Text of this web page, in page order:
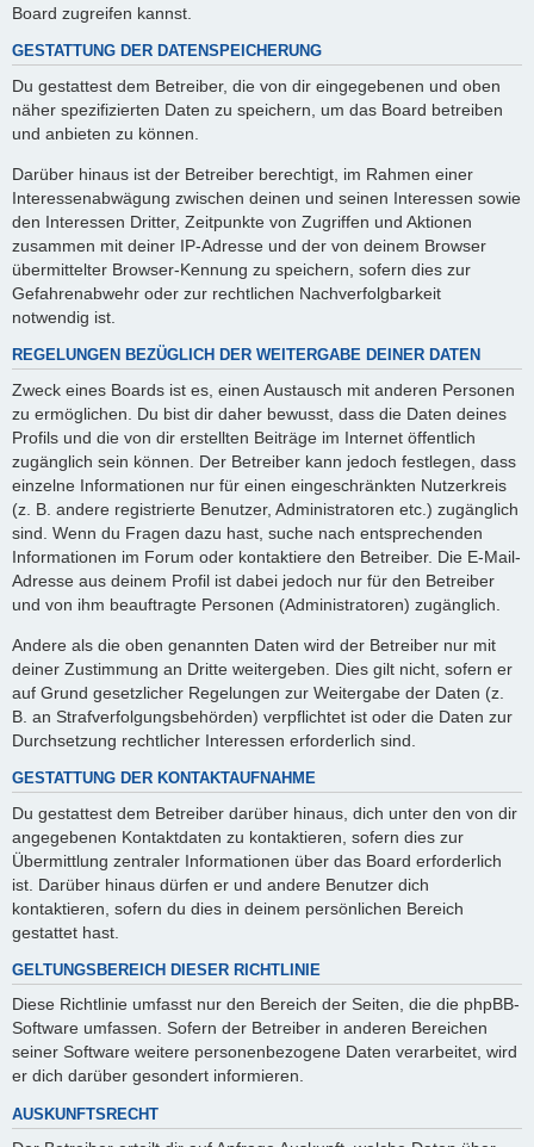
Board zugreifen kannst.
GESTATTUNG DER DATENSPEICHERUNG
Du gestattest dem Betreiber, die von dir eingegebenen und oben
näher spezifizierten Daten zu speichern, um das Board betreiben
und anbieten zu können.
Darüber hinaus ist der Betreiber berechtigt, im Rahmen einer
Interessenabwägung zwischen deinen und seinen Interessen sowie
den Interessen Dritter, Zeitpunkte von Zugriffen und Aktionen
zusammen mit deiner IP-Adresse und der von deinem Browser
übermittelter Browser-Kennung zu speichern, sofern dies zur
Gefahrenabwehr oder zur rechtlichen Nachverfolgbarkeit
notwendig ist.
REGELUNGEN BEZÜGLICH DER WEITERGABE DEINER DATEN
Zweck eines Boards ist es, einen Austausch mit anderen Personen
zu ermöglichen. Du bist dir daher bewusst, dass die Daten deines
Profils und die von dir erstellten Beiträge im Internet öffentlich
zugänglich sein können. Der Betreiber kann jedoch festlegen, dass
einzelne Informationen nur für einen eingeschränkten Nutzerkreis
(z. B. andere registrierte Benutzer, Administratoren etc.) zugänglich
sind. Wenn du Fragen dazu hast, suche nach entsprechenden
Informationen im Forum oder kontaktiere den Betreiber. Die E-Mail-
Adresse aus deinem Profil ist dabei jedoch nur für den Betreiber
und von ihm beauftragte Personen (Administratoren) zugänglich.
Andere als die oben genannten Daten wird der Betreiber nur mit
deiner Zustimmung an Dritte weitergeben. Dies gilt nicht, sofern er
auf Grund gesetzlicher Regelungen zur Weitergabe der Daten (z.
B. an Strafverfolgungsbehörden) verpflichtet ist oder die Daten zur
Durchsetzung rechtlicher Interessen erforderlich sind.
GESTATTUNG DER KONTAKTAUFNAHME
Du gestattest dem Betreiber darüber hinaus, dich unter den von dir
angegebenen Kontaktdaten zu kontaktieren, sofern dies zur
Übermittlung zentraler Informationen über das Board erforderlich
ist. Darüber hinaus dürfen er und andere Benutzer dich
kontaktieren, sofern du dies in deinem persönlichen Bereich
gestattet hast.
GELTUNGSBEREICH DIESER RICHTLINIE
Diese Richtlinie umfasst nur den Bereich der Seiten, die die phpBB-
Software umfassen. Sofern der Betreiber in anderen Bereichen
seiner Software weitere personenbezogene Daten verarbeitet, wird
er dich darüber gesondert informieren.
AUSKUNFTSRECHT